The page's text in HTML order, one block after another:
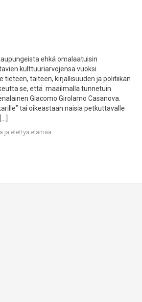
ehkä omalaatuisin
kulttuuriarvojensa vuoksi.
tieteen, taiteen, kirjallisuuden ja politiikan
se, että maailmalla tunnetuin
Giacomo Girolamo Casanova.
tai oikeastaan naisia petkuttavalle
ja elettyä elämää